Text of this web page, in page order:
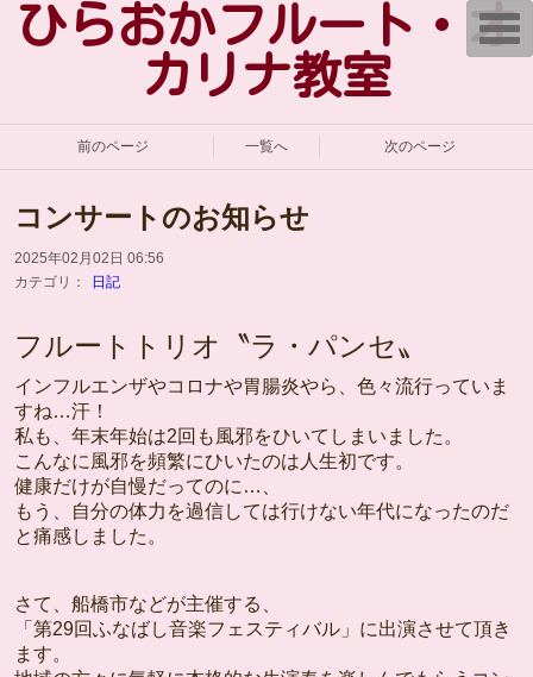
ひらおかフルート・オ
カリナ教室
前のページ 一覧へ 次のページ
コンサートのお知らせ
2025年02月02日 06:56
カテゴリ：
日記
フルートトリオ〝ラ・パンセ〟
インフルエンザやコロナや胃腸炎やら、色々流行っていま
すね…汗！
私も、年末年始は2回も風邪をひいてしまいました。
こんなに風邪を頻繁にひいたのは人生初です。
健康だけが自慢だってのに…、
もう、自分の体力を過信しては行けない年代になったのだ
と痛感しました。
さて、船橋市などが主催する、
「第29回ふなばし音楽フェスティバル」に出演させて頂き
ます。
T
o
g
n